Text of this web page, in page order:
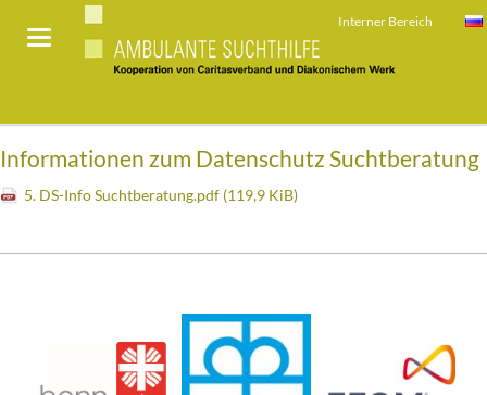
Interner Bereich
Informationen zum Datenschutz Suchtberatung
5. DS-Info Suchtberatung.pdf (119,9 KiB)